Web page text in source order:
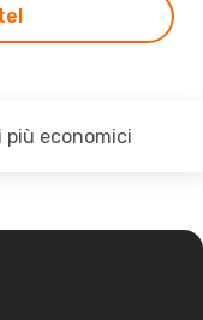
più economici